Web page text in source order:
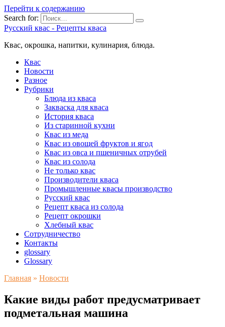
Перейти к содержанию
Search for:
Русский квас - Рецепты кваса
Квас, окрошка, напитки, кулинария, блюда.
Квас
Новости
Разное
Рубрики
Блюда из кваса
Закваска для кваса
История кваса
Из старинной кухни
Квас из меда
Квас из овощей фруктов и ягод
Квас из овса и пшеничных отрубей
Квас из солода
Не только квас
Производители кваса
Промышленные квасы производство
Русский квас
Рецепт кваса из солода
Рецепт окрошки
Хлебный квас
Сотрудничество
Контакты
glossary
Glossary
Главная » Новости
Какие виды работ предусматривает
подметальная машина